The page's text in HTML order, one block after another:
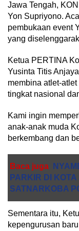
Jawa Tengah,
Yon Supriyono.
pembukaan event
yang
Ketua PERTINA
Yusinta Titis
membina atlet-
tingkat nasional
Kami ingin
anak-anak muda
berkembang dan
Baca juga
PARKIR DI
SATNARKOBA
Sementara itu,
kepengurusan